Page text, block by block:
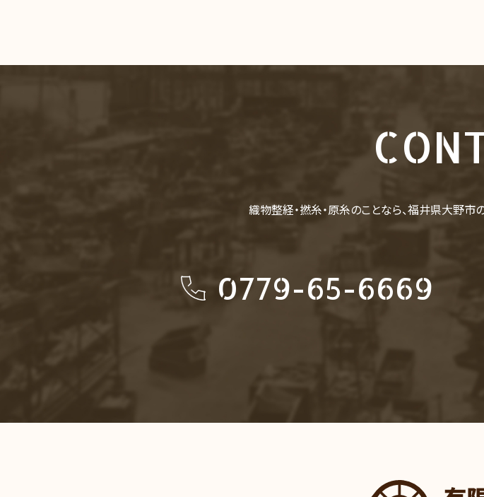
織物整経・撚糸・原糸のことなら、福井県大野市
0779-65-6669